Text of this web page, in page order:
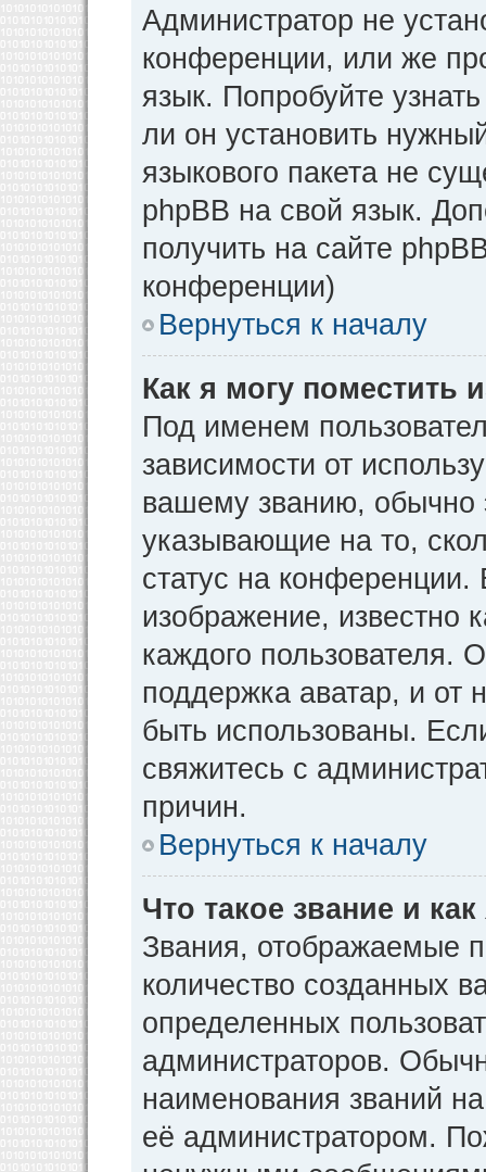
Администратор не
конференции, или же
язык. Попробуйте
ли он установить
языкового пакета не
phpBB на свой язык.
получить на сайте
конференции)
Вернуться к началу
Как я могу поместить
Под именем
зависимости от
вашему званию, обычно
указывающие на то,
статус на
изображение, известно
каждого пользователя.
поддержка аватар, и от
быть использованы.
свяжитесь с
причин.
Вернуться к началу
Что такое звание и
Звания, отображаемые
количество созданных
определенных
администраторов.
наименования званий
её администратором.